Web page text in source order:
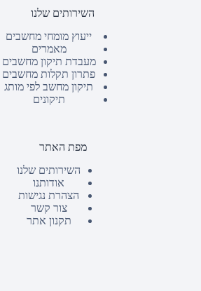
השירותים שלנו
ייעוץ מומחי מחשבים
מאמרים
מעבדת תיקון מחשבים
פתרון תקלות מחשבים
תיקון מחשב לפי מותג
תיקונים
מפת האתר
השירותים שלנו
אודותנו
הצהרת נגישות
צור קשר
תקנון אתר